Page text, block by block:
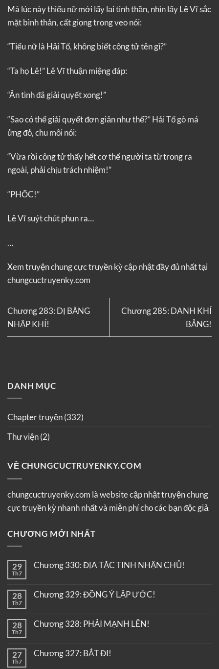
Mà lúc này thiếu nữ mới lấy lại tinh thần, nhìn lấy Lê Vĩ sắc
mặt bình thản, cất giọng trong veo nói:
“Tiểu nữ là Hải Tố, không biết công tử tên gì?”
“Ta họ Lê!” Lê Vĩ thuận miệng đáp:
“Ân tình đã giải quyết xong!”
“Sao có thể giải quyết đơn giản như thế?” Hải Tố gò má
ửng đỏ, chu môi nói:
“Vừa rồi công tử thấy hết cơ thể người ta từ trong ra
ngoài, phải chịu trách nhiệm!”
“PHỐC!”
Lê Vĩ suýt chút phun ra…
…
Xem truyệnchung cực truyền kỳcập nhật đầy đủ nhất tại
chungcuctruyenky.com
Chương 283: DỊ BĂNG
NHẬP KHÍ!
Chương 285: DANH KHÍ
BẢNG!
DANH MỤC
Chapter truyện(332)
Thư viện(2)
VỀ CHUNGCUCTRUYENKY.COM
chungcuctruyenky.com là website cập nhật truyện chung
cực truyền kỳ nhanh nhất và miễn phí cho các bạn độc giả
CHƯƠNG MỚI NHẤT
29
Th7
Chương 330: ĐỊA TẶC TINH NHẬN CHỦ!
28
Th7
Chương 329: ĐỒNG Ý LẬP ƯỚC!
28
Th7
Chương 328: PHẢI MẠNH LÊN!
27
Th7
Chương 327: BẮT ĐI!